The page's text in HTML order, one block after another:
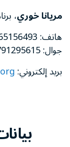
مريانا خوري،
جوال: 962791295615+
بريد إلكتروني: